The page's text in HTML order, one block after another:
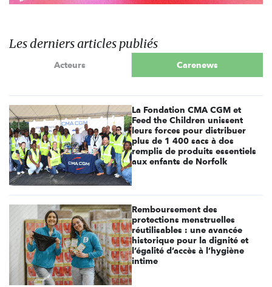
Les derniers articles publiés
Acteurs Carenews
La Fondation CMA CGM et
Feed the Children unissent
leurs forces pour distribuer
plus de 1 400 sacs à dos
remplis de produits essentiels
aux enfants de Norfolk
Remboursement des
protections menstruelles
réutilisables : une avancée
historique pour la dignité et
l’égalité d’accès à l’hygiène
intime